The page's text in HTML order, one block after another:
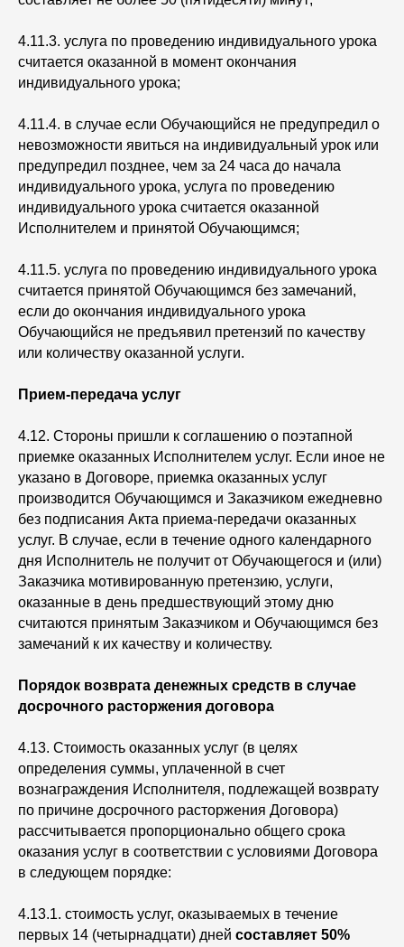
4.11.3. услуга по проведению индивидуального урока
считается оказанной в момент окончания
индивидуального урока;
4.11.4. в случае если Обучающийся не предупредил о
невозможности явиться на индивидуальный урок или
предупредил позднее, чем за 24 часа до начала
индивидуального урока, услуга по проведению
индивидуального урока считается оказанной
Исполнителем и принятой Обучающимся;
4.11.5. услуга по проведению индивидуального урока
считается принятой Обучающимся без замечаний,
если до окончания индивидуального урока
Обучающийся не предъявил претензий по качеству
или количеству оказанной услуги.
Прием-передача услуг
4.12. Стороны пришли к соглашению о поэтапной
приемке оказанных Исполнителем услуг. Если иное не
указано в Договоре, приемка оказанных услуг
производится Обучающимся и Заказчиком ежедневно
без подписания Акта приема-передачи оказанных
услуг. В случае, если в течение одного календарного
дня Исполнитель не получит от Обучающегося и (или)
Заказчика мотивированную претензию, услуги,
оказанные в день предшествующий этому дню
считаются принятым Заказчиком и Обучающимся без
замечаний к их качеству и количеству.
Порядок возврата денежных средств в случае
досрочного расторжения договора
4.13. Стоимость оказанных услуг (в целях
определения суммы, уплаченной в счет
вознаграждения Исполнителя, подлежащей возврату
по причине досрочного расторжения Договора)
рассчитывается пропорционально общего срока
оказания услуг в соответствии с условиями Договора
в следующем порядке:
4.13.1. стоимость услуг, оказываемых в течение
первых 14 (четырнадцати) дней составляет 50%